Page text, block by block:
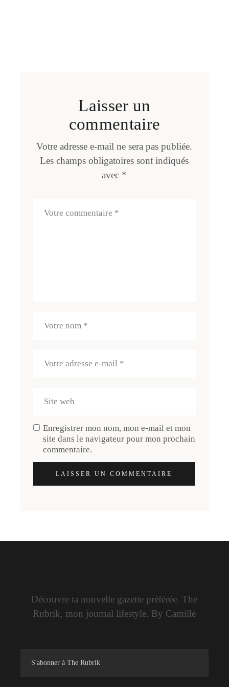
Laisser un
commentaire
Votre adresse e-mail ne sera pas publiée.
Les champs obligatoires sont indiqués
avec *
Enregistrer mon nom, mon e-mail et mon
site dans le navigateur pour mon prochain
commentaire.
LAISSER UN COMMENTAIRE
Découvre ta nouvelle gazette préférée. The
Rubrik, mon journal lifestyle. By Camille